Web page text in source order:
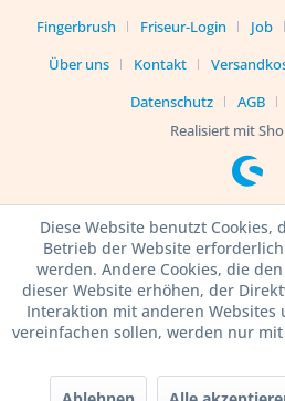
Fingerbrush
Friseur-Login Job
Über uns
Kontakt
Datenschutz
AGB
Realisiert mit
Diese Website benutzt Cookies,
Betrieb der Website
werden. Andere Cookies, die
dieser Website erhöhen, der
Interaktion mit anderen Websites
vereinfachen sollen, werden nur